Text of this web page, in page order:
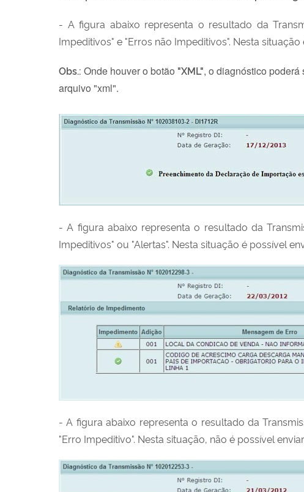
- A figura abaixo representa o resultado da
Impeditivos" e "Erros não Impeditivos". Nesta
Obs.: Onde houver o botão "XML", o diagnóstico
arquivo "xml".
- A figura abaixo representa o resultado da
Impeditivos" ou "Alertas". Nesta situação é possível
- A figura abaixo representa o resultado da
"Erro Impeditivo". Nesta situação, não é possível